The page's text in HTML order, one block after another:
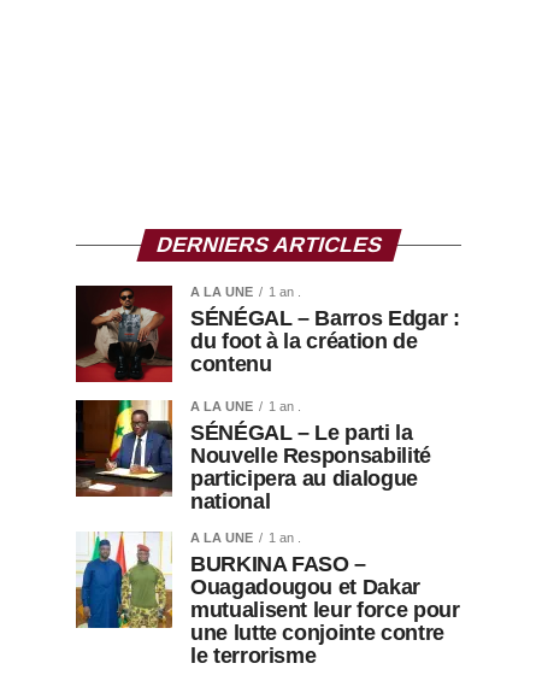
DERNIERS ARTICLES
A LA UNE 1 an .
SÉNÉGAL – Barros Edgar :
du foot à la création de
contenu
A LA UNE 1 an .
SÉNÉGAL – Le parti la
Nouvelle Responsabilité
participera au dialogue
national
A LA UNE 1 an .
BURKINA FASO –
Ouagadougou et Dakar
mutualisent leur force pour
une lutte conjointe contre
le terrorisme